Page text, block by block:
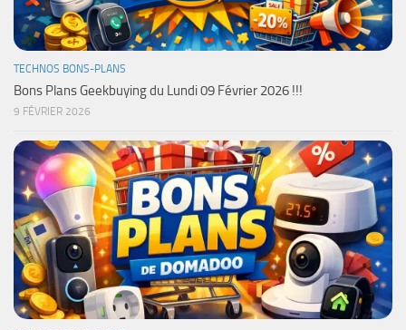
TECHNOS BONS-PLANS
Bons Plans Geekbuying du Lundi 09 Février 2026 !!!
9 FÉVRIER 2026